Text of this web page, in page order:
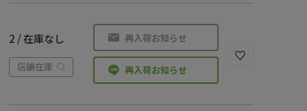
2 / 在庫なし
店舗在庫
再入荷お知らせ
再入荷お知らせ